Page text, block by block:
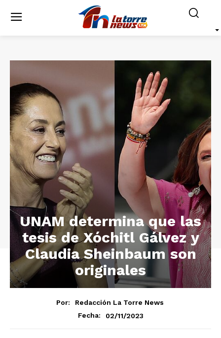
UNAM determina que las
tesis de Xóchitl Gálvez y
Claudia Sheinbaum son
originales
Por:
Redacción La Torre News
Fecha:
02/11/2023